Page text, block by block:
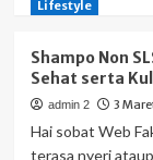
Tali:
Aksesori
yang
Penuh
Lifestyle
Shampo Non
Sehat serta
admin 2 3
Hai sobat Web
terasa nyeri